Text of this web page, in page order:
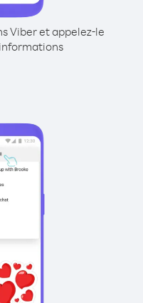
Viber et appelez-le